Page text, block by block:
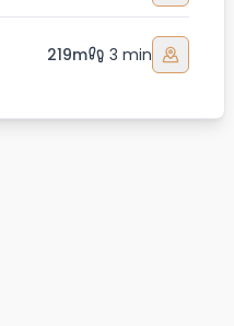
219m 3 min